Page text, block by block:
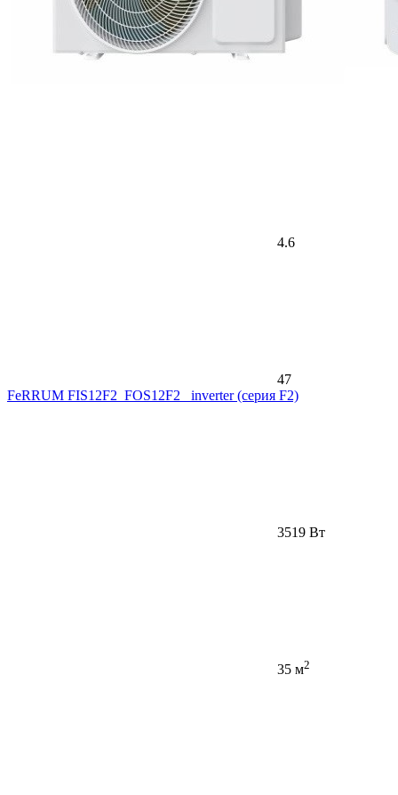
4.6
47
FeRRUM FIS12F2_FOS12F2_ inverter (серия F2)
3519 Вт
35 м2